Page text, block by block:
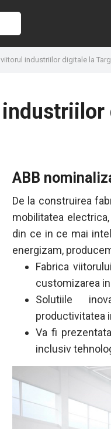
industriilor digitale la
ABB
De la construirea
mobilitatea
din ce in ce mai
energizam,
Fabrica
customizarea
Solutiile
productivitatea
Va fi
inclusiv